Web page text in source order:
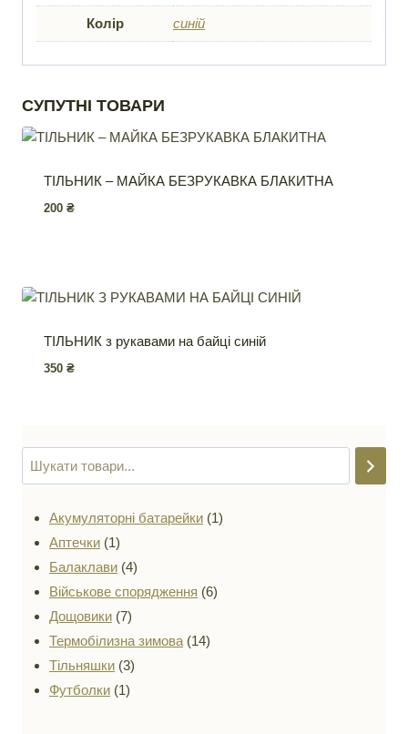
Колір синій
СУПУТНІ ТОВАРИ
ТІЛЬНИК – МАЙКА БЕЗРУКАВКА БЛАКИТНА
200 ₴
ТІЛЬНИК з рукавами на байці синій
350 ₴
Акумуляторні батарейки 11
Аптечки 11
товар
Балаклави 44
товари
Військове спорядження 66
Дощовики 77
товарів
Термобілизна зимова 1414
Тільняшки 33
Футболки 11